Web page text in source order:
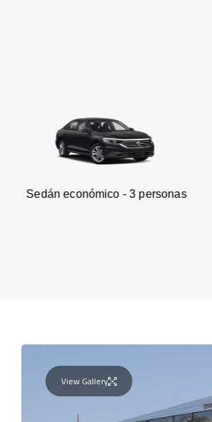
- 3 personas
View Gallery